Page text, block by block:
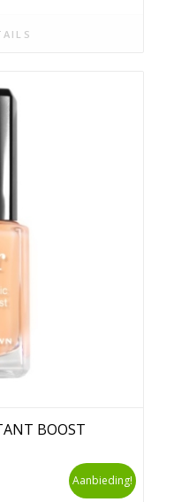
BOOST
Aanbieding!